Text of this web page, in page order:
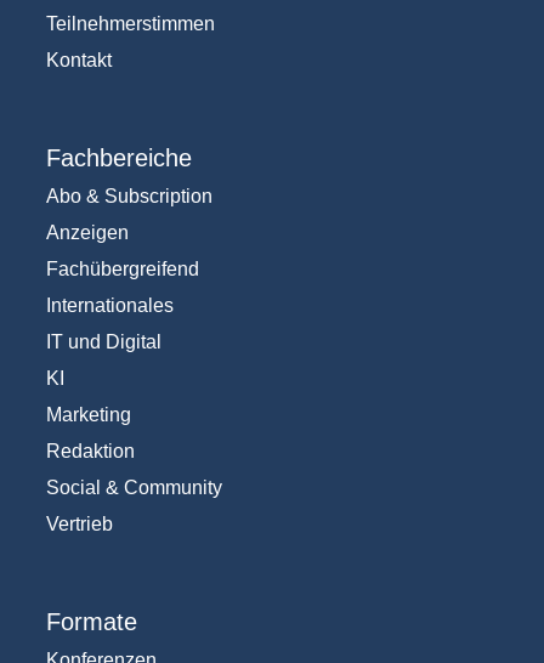
Teilnehmerstimmen
Kontakt
Fachbereiche
Abo & Subscription
Anzeigen
Fachübergreifend
Internationales
IT und Digital
KI
Marketing
Redaktion
Social & Community
Vertrieb
Formate